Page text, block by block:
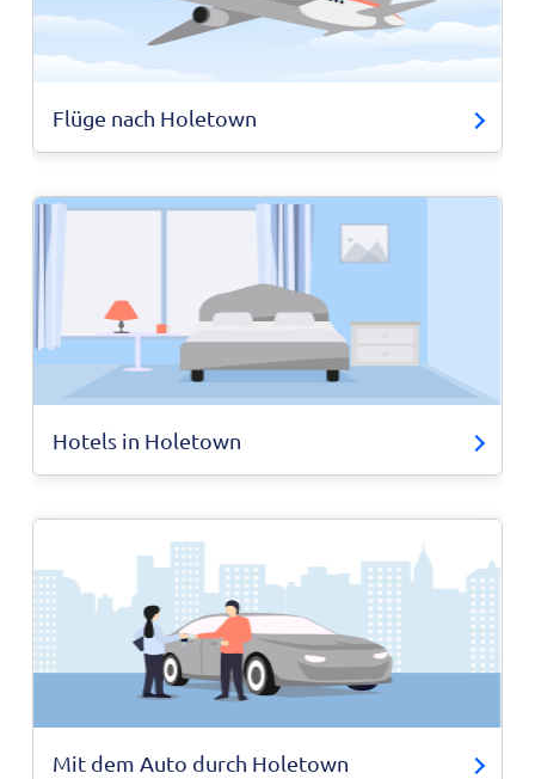
Flüge nach Holetown
Hotels in Holetown
Mit dem Auto durch Holetown